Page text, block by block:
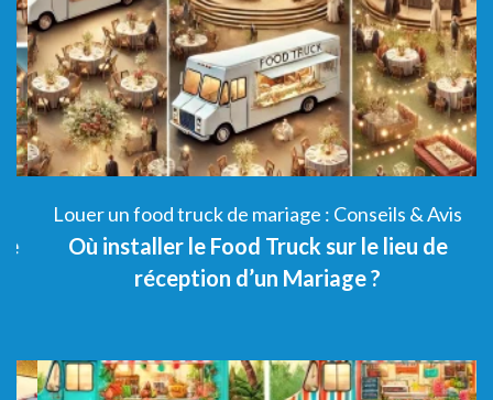
Louer un food truck de mariage : Conseils & Avis
Où installer le Food Truck sur le lieu de
réception d’un Mariage ?